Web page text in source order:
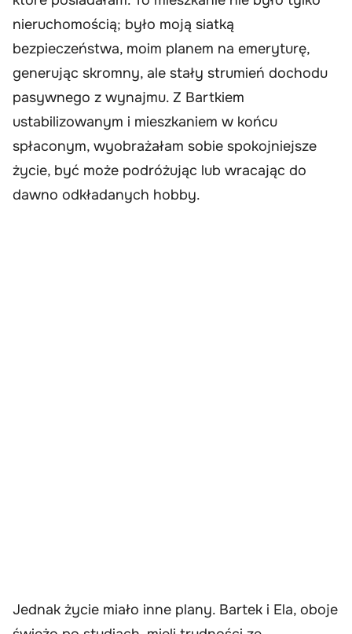
nieruchomością; było moją siatką
bezpieczeństwa, moim planem na emeryturę,
generując skromny, ale stały strumień dochodu
pasywnego z wynajmu. Z Bartkiem
ustabilizowanym i mieszkaniem w końcu
spłaconym, wyobrażałam sobie spokojniejsze
życie, być może podróżując lub wracając do
dawno odkładanych hobby.
Jednak życie miało inne plany. Bartek i Ela, oboje